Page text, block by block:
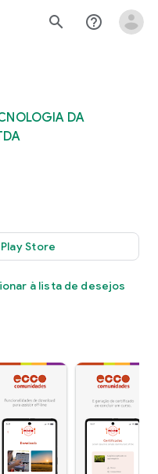
search help_outline
DA
Store
à lista de desejos